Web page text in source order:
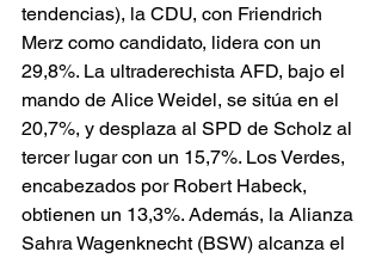
tendencias), la CDU, con Friendrich
Merz como candidato, lidera con un
29,8%. La ultraderechista AFD, bajo el
mando de Alice Weidel, se sitúa en el
20,7%, y desplaza al SPD de Scholz al
tercer lugar con un 15,7%. Los Verdes,
encabezados por Robert Habeck,
obtienen un 13,3%. Además, la Alianza
Sahra Wagenknecht (BSW) alcanza el